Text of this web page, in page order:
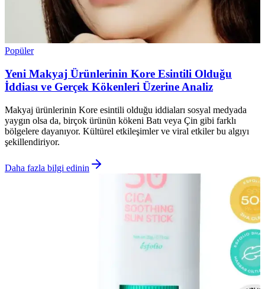
Popüler
Yeni Makyaj Ürünlerinin Kore Esintili Olduğu
İddiası ve Gerçek Kökenleri Üzerine Analiz
Makyaj ürünlerinin Kore esintili olduğu iddiaları sosyal medyada
yaygın olsa da, birçok ürünün kökeni Batı veya Çin gibi farklı
bölgelere dayanıyor. Kültürel etkileşimler ve viral etkiler bu algıyı
şekillendiriyor.
Daha fazla bilgi edinin